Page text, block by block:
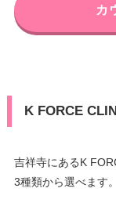
カ
K FORCE
吉祥寺にあるK
3種類から選べます。